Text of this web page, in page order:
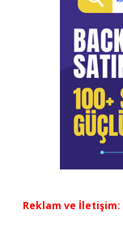
Reklam ve İletişim: